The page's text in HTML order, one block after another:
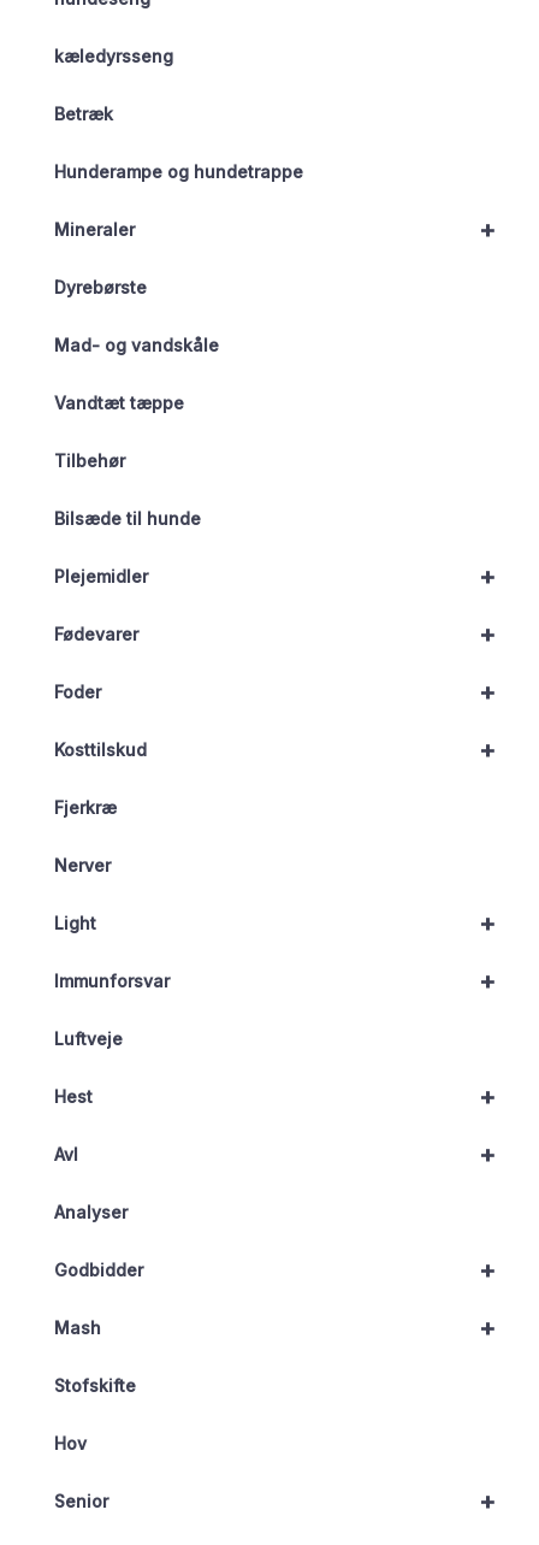
kæledyrsseng
Betræk
Hunderampe og hundetrappe
+
Mineraler
Dyrebørste
Mad- og vandskåle
Vandtæt tæppe
Tilbehør
Bilsæde til hunde
+
Plejemidler
+
Fødevarer
+
Foder
+
Kosttilskud
Fjerkræ
Nerver
+
Light
+
Immunforsvar
Luftveje
+
Hest
+
Avl
Analyser
+
Godbidder
+
Mash
Stofskifte
Hov
+
Senior